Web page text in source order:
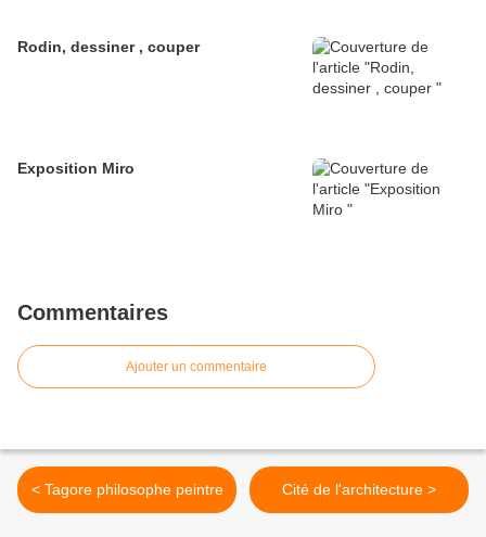
Rodin, dessiner , couper
Exposition Miro
Commentaires
Ajouter un commentaire
< Tagore philosophe peintre Cité de l'architecture >